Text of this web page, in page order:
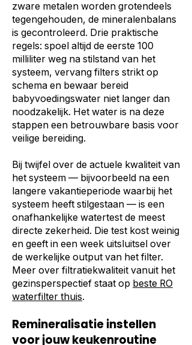
zware metalen worden grotendeels
tegengehouden, de mineralenbalans
is gecontroleerd. Drie praktische
regels: spoel altijd de eerste 100
milliliter weg na stilstand van het
systeem, vervang filters strikt op
schema en bewaar bereid
babyvoedingswater niet langer dan
noodzakelijk. Het water is na deze
stappen een betrouwbare basis voor
veilige bereiding.
Bij twijfel over de actuele kwaliteit van
het systeem — bijvoorbeeld na een
langere vakantieperiode waarbij het
systeem heeft stilgestaan — is een
onafhankelijke watertest de meest
directe zekerheid. Die test kost weinig
en geeft in een week uitsluitsel over
de werkelijke output van het filter.
Meer over filtratiekwaliteit vanuit het
gezinsperspectief staat op beste RO
waterfilter thuis.
Remineralisatie instellen
voor jouw keukenroutine